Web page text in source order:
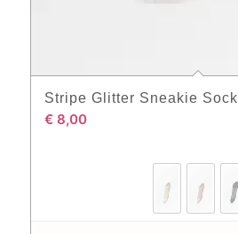
Stripe Glitter Sneakie Sock
€ 8,00